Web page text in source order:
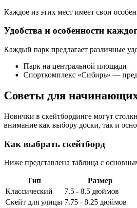
Каждое из этих мест имеет свои
Удобства и особенности
Каждый парк предлагает различные
Парк на центральной площади —
Спорткомплекс «Сибирь» —
Советы для начинающих
Новички в скейтбординге могут
внимание как выбору доски, так и
Как выбрать скейтборд
Ниже представлена таблица с
Тип Размер
Классический
7.5 - 8.5 дюймов
Скейт для улицы 7.75 - 8.25 дюймов